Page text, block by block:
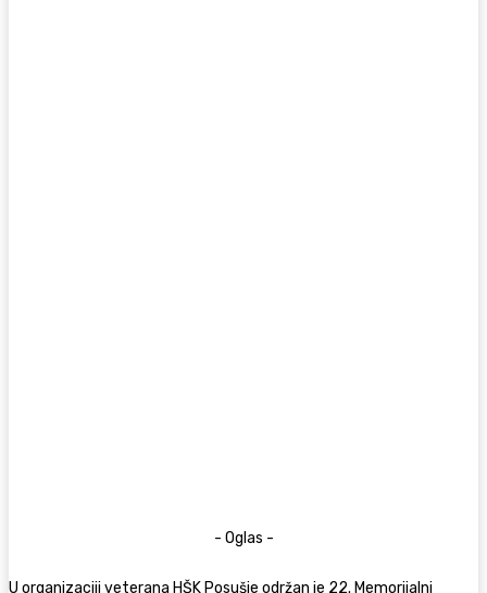
- Oglas -
U organizaciji veterana HŠK Posušje održan je 22. Memorijalni